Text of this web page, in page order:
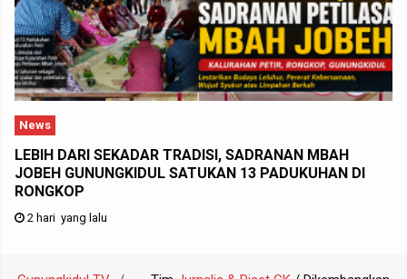
News
LEBIH DARI SEKADAR TRADISI, SADRANAN MBAH
JOBEH GUNUNGKIDUL SATUKAN 13 PADUKUHAN DI
RONGKOP
2 hari yang lalu